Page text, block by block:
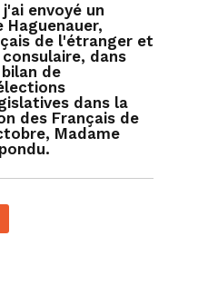
envoyé un
Haguenauer,
de l'étranger et
dans
de
dans la
des Français de
Madame